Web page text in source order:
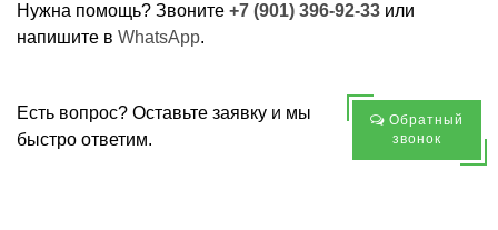
Нужна помощь? Звоните +7 (901) 396-92-33 или
напишите в WhatsApp.
Есть вопрос? Оставьте заявку и мы
быстро ответим.
Обратный
звонок